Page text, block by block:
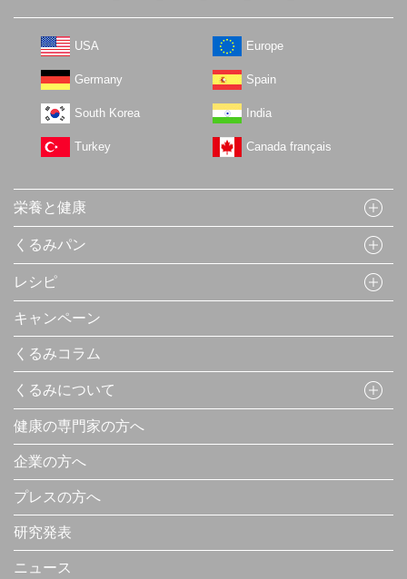
USA Europe
Germany Spain
South Korea India
Turkey Canada français
栄養と健康
くるみパン
レシピ
キャンペーン
くるみコラム
くるみについて
健康の専門家の方へ
企業の方へ
プレスの方へ
研究発表
ニュース